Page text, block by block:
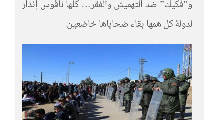
و”فكيك” ضد التهميش والفقر… كلها ناقوس إنذار
لدولة كل همها بقاء ضحاياها خاضعين.